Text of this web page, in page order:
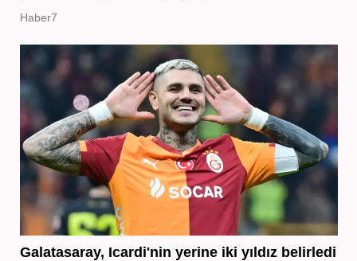
Haber7
Galatasaray, Icardi'nin yerine iki yıldız belirledi